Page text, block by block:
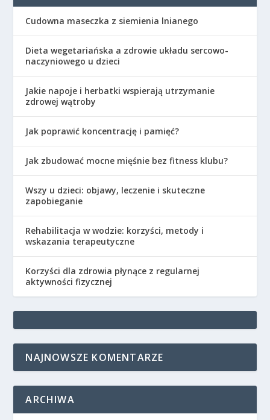
Cudowna maseczka z siemienia lnianego
Dieta wegetariańska a zdrowie układu sercowo-
naczyniowego u dzieci
Jakie napoje i herbatki wspierają utrzymanie
zdrowej wątroby
Jak poprawić koncentrację i pamięć?
Jak zbudować mocne mięśnie bez fitness klubu?
Wszy u dzieci: objawy, leczenie i skuteczne
zapobieganie
Rehabilitacja w wodzie: korzyści, metody i
wskazania terapeutyczne
Korzyści dla zdrowia płynące z regularnej
aktywności fizycznej
NAJNOWSZE KOMENTARZE
ARCHIWA